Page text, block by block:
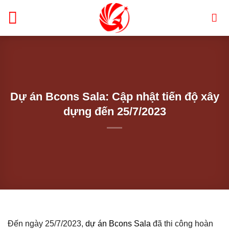
Dự án Bcons Sala: Cập nhật tiến độ xây
dựng đến 25/7/2023
Đến ngày 25/7/2023, dự án Bcons Sala đã thi công hoàn